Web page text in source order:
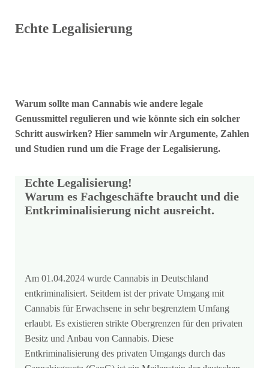
Echte Legalisierung
Warum sollte man Cannabis wie andere legale
Genussmittel regulieren und wie könnte sich ein solcher
Schritt auswirken? Hier sammeln wir Argumente, Zahlen
und Studien rund um die Frage der Legalisierung.
Echte Legalisierung!
Warum es Fachgeschäfte braucht und die
Entkriminalisierung nicht ausreicht.
Am 01.04.2024 wurde Cannabis in Deutschland
entkriminalisiert. Seitdem ist der private Umgang mit
Cannabis für Erwachsene in sehr begrenztem Umfang
erlaubt. Es existieren strikte Obergrenzen für den privaten
Besitz und Anbau von Cannabis. Diese
Entkriminalisierung des privaten Umgangs durch das